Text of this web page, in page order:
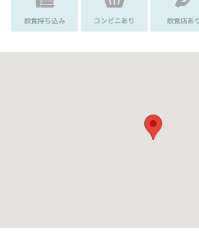
飲食持ち込み コンビニあり 飲食店あり